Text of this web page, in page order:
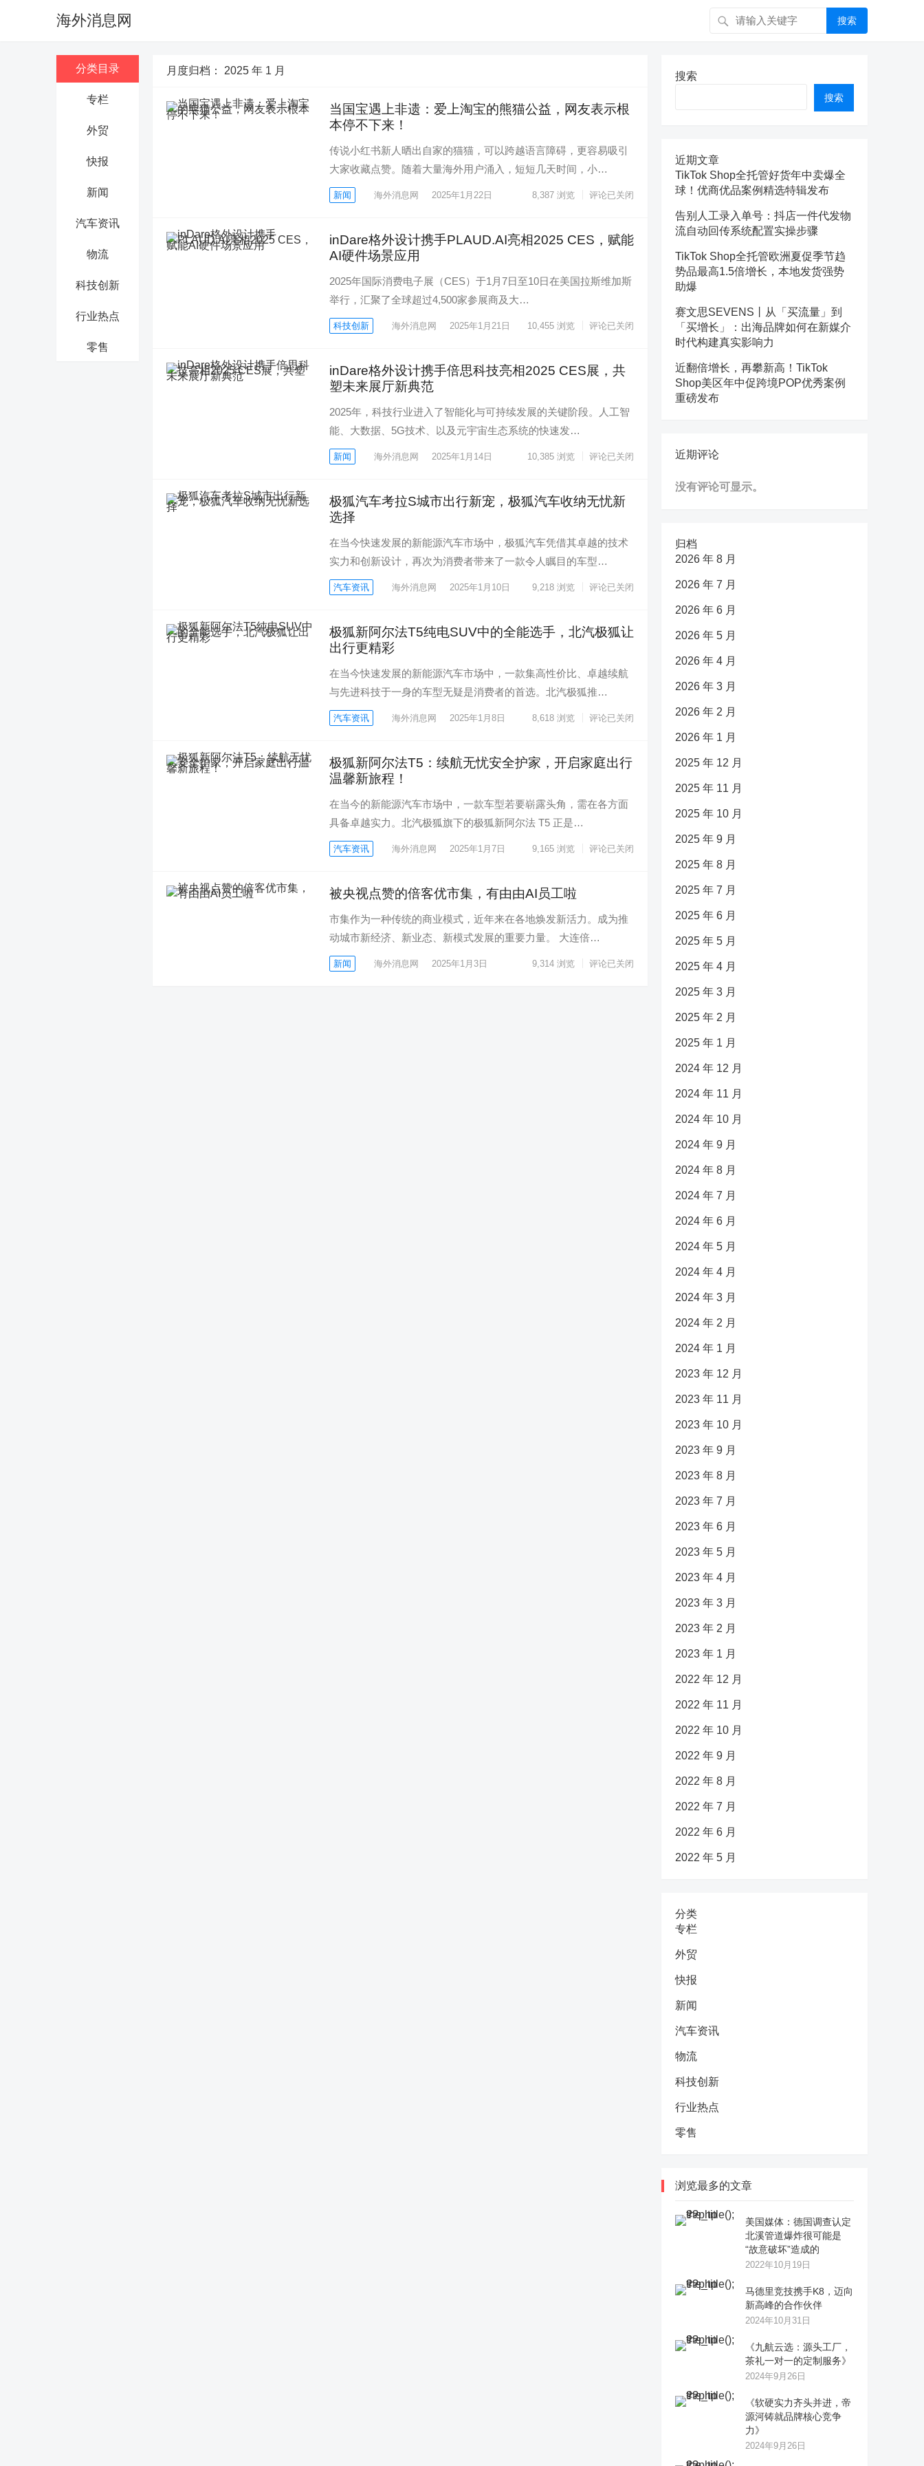
海外消息网 搜索
分类目录
专栏
外贸
快报
新闻
汽车资讯
物流
科技创新
行业热点
零售
月度归档： 2025 年 1 月
当国宝遇上非遗：爱上淘宝的熊猫公益，网友表示根
本停不下来！
传说小红书新人晒出自家的猫猫，可以跨越语言障碍，更容易吸引
大家收藏点赞。随着大量海外用户涌入，短短几天时间，小…
新闻 海外消息网 2025年1月22日 8,387 浏览 评论已关闭
inDare格外设计携手PLAUD.AI亮相2025 CES，赋能
AI硬件场景应用
2025年国际消费电子展（CES）于1月7日至10日在美国拉斯维加斯
举行，汇聚了全球超过4,500家参展商及大…
科技创新 海外消息网 2025年1月21日 10,455 浏览 评论已关闭
inDare格外设计携手倍思科技亮相2025 CES展，共
塑未来展厅新典范
2025年，科技行业进入了智能化与可持续发展的关键阶段。人工智
能、大数据、5G技术、以及元宇宙生态系统的快速发…
新闻 海外消息网 2025年1月14日 10,385 浏览 评论已关闭
​极狐汽车考拉S城市出行新宠，极狐汽车收纳无忧新
选择
在当今快速发展的新能源汽车市场中，极狐汽车凭借其卓越的技术
实力和创新设计，再次为消费者带来了一款令人瞩目的车型…
汽车资讯 海外消息网 2025年1月10日 9,218 浏览 评论已关闭
​极狐新阿尔法T5纯电SUV中的全能选手，北汽极狐让
出行更精彩
在当今快速发展的新能源汽车市场中，一款集高性价比、卓越续航
与先进科技于一身的车型无疑是消费者的首选。北汽极狐推…
汽车资讯 海外消息网 2025年1月8日 8,618 浏览 评论已关闭
​极狐新阿尔法T5：续航无忧安全护家，开启家庭出行
温馨新旅程！
在当今的新能源汽车市场中，一款车型若要崭露头角，需在各方面
具备卓越实力。北汽极狐旗下的极狐新阿尔法 T5 正是…
汽车资讯 海外消息网 2025年1月7日 9,165 浏览 评论已关闭
被央视点赞的倍客优市集，有由由AI员工啦
市集作为一种传统的商业模式，近年来在各地焕发新活力。成为推
动城市新经济、新业态、新模式发展的重要力量。 大连倍…
新闻 海外消息网 2025年1月3日 9,314 浏览 评论已关闭
搜索
搜索
近期文章
TikTok Shop全托管好货年中卖爆全
球！优商优品案例精选特辑发布
告别人工录入单号：抖店一件代发物
流自动回传系统配置实操步骤
TikTok Shop全托管欧洲夏促季节趋
势品最高1.5倍增长，本地发货强势
助爆
赛文思SEVENS丨从「买流量」到
「买增长」：出海品牌如何在新媒介
时代构建真实影响力
近翻倍增长，再攀新高！TikTok
Shop美区年中促跨境POP优秀案例
重磅发布
近期评论
没有评论可显示。
归档
2026 年 8 月
2026 年 7 月
2026 年 6 月
2026 年 5 月
2026 年 4 月
2026 年 3 月
2026 年 2 月
2026 年 1 月
2025 年 12 月
2025 年 11 月
2025 年 10 月
2025 年 9 月
2025 年 8 月
2025 年 7 月
2025 年 6 月
2025 年 5 月
2025 年 4 月
2025 年 3 月
2025 年 2 月
2025 年 1 月
2024 年 12 月
2024 年 11 月
2024 年 10 月
2024 年 9 月
2024 年 8 月
2024 年 7 月
2024 年 6 月
2024 年 5 月
2024 年 4 月
2024 年 3 月
2024 年 2 月
2024 年 1 月
2023 年 12 月
2023 年 11 月
2023 年 10 月
2023 年 9 月
2023 年 8 月
2023 年 7 月
2023 年 6 月
2023 年 5 月
2023 年 4 月
2023 年 3 月
2023 年 2 月
2023 年 1 月
2022 年 12 月
2022 年 11 月
2022 年 10 月
2022 年 9 月
2022 年 8 月
2022 年 7 月
2022 年 6 月
2022 年 5 月
分类
专栏
外贸
快报
新闻
汽车资讯
物流
科技创新
行业热点
零售
浏览最多的文章
美国媒体：德国调查认定
北溪管道爆炸很可能是
“故意破坏”造成的
2022年10月19日
马德里竞技携手K8，迈向
新高峰的合作伙伴
2024年10月31日
《九航云选：源头工厂，
茶礼一对一的定制服务》
2024年9月26日
《软硬实力齐头并进，帝
源河铸就品牌核心竞争
力》
2024年9月26日